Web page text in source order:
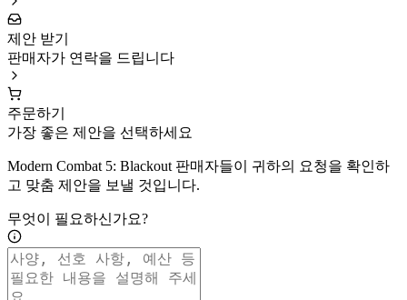
제안 받기
판매자가 연락을 드립니다
주문하기
가장 좋은 제안을 선택하세요
Modern Combat 5: Blackout 판매자들이 귀하의 요청을 확인하
고 맞춤 제안을 보낼 것입니다.
무엇이 필요하신가요?